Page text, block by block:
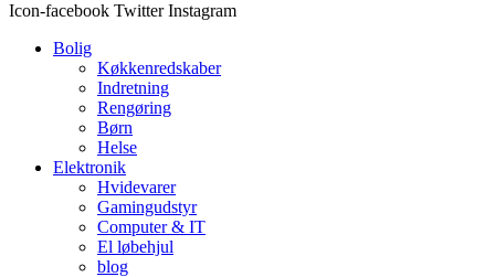
Icon-facebook Twitter Instagram
Bolig
Køkkenredskaber
Indretning
Rengøring
Børn
Helse
Elektronik
Hvidevarer
Gamingudstyr
Computer & IT
El løbehjul
blog